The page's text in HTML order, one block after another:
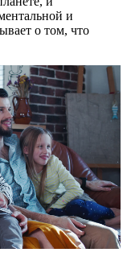
и
о том, что